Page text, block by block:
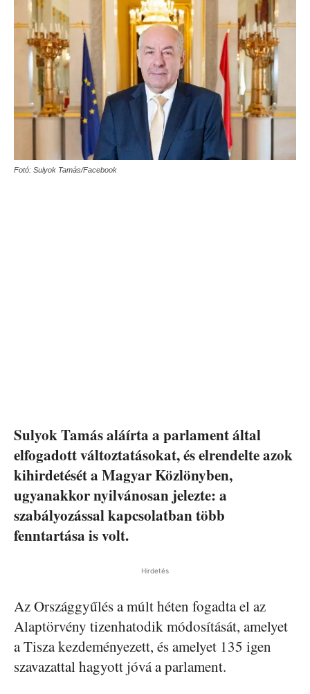
Fotó: Sulyok Tamás/Facebook
Sulyok Tamás aláírta a parlament által
elfogadott változtatásokat, és elrendelte azok
kihirdetését a Magyar Közlönyben,
ugyanakkor nyilvánosan jelezte: a
szabályozással kapcsolatban több
fenntartása is volt.
Hirdetés
Az Országgyűlés a múlt héten fogadta el az
Alaptörvény tizenhatodik módosítását, amelyet
a Tisza kezdeményezett, és amelyet 135 igen
szavazattal hagyott jóvá a parlament.